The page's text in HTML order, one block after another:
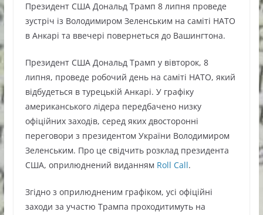
Президент США Дональд Трамп 8 липня проведе
зустріч із Володимиром Зеленським на саміті НАТО
в Анкарі та ввечері повернеться до Вашингтона.
Президент США Дональд Трамп у вівторок, 8
липня, проведе робочий день на саміті НАТО, який
відбудеться в турецькій Анкарі. У графіку
американського лідера передбачено низку
офіційних заходів, серед яких двосторонні
переговори з президентом України Володимиром
Зеленським. Про це свідчить розклад президента
США, оприлюднений виданням Roll Call.
Згідно з оприлюдненим графіком, усі офіційні
заходи за участю Трампа проходитимуть на